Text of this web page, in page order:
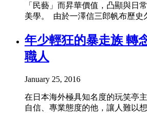
「民藝」而昇華價值，凸顯與日
美學。 由於一澤信三郎帆布歷史
年少輕狂的暴走族 轉
職人
January 25, 2016
在日本海外極具知名度的玩笑亭
自信、專業態度的他，讓人難以